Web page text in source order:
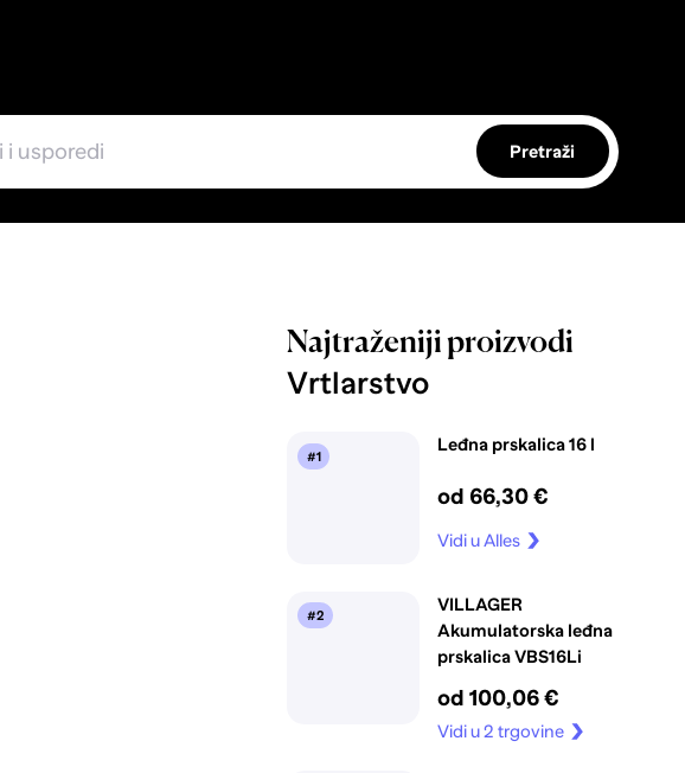
Pretraži
Najtraženiji proizvodi
Vrtlarstvo
#1
Leđna prskalica 16 l
od 66,30 €
Vidi u Alles
#2
VILLAGER
Akumulatorska leđna
prskalica VBS16Li
od 100,06 €
Vidi u 2 trgovine